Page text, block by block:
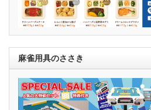
麻雀用具のささき